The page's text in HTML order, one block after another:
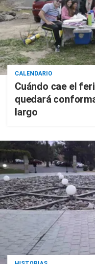
CALENDARIO
Cuándo cae el
quedará
largo